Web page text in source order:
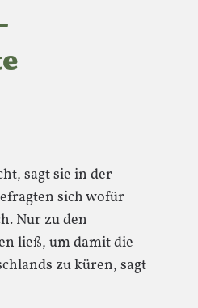
sagt sie in der
sich wofür
Nur zu den
ließ, um damit die
zu küren, sagt